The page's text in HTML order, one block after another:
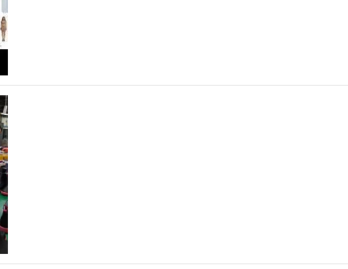
- новый раздел и условия продвижения
решил обновить раздел для продажи продукции
Бренды также получат маркетинговую…